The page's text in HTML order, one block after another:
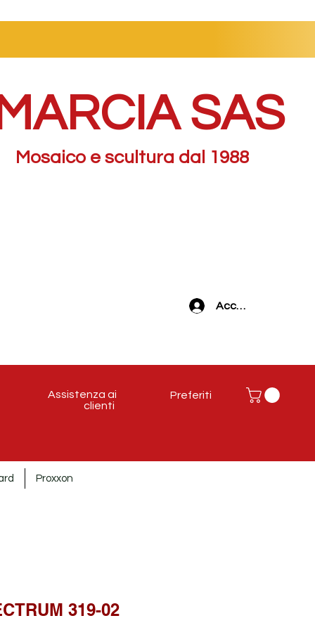
SAS
Mosaico e scultura dal 1988
Preferiti
Accedi
Assistenza ai
clienti
Proxxon
319-02